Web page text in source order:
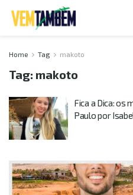
Home Tag makoto
Tag: makoto
Fica a Dica: os
Paulo por